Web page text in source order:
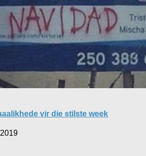
vir die stilste week